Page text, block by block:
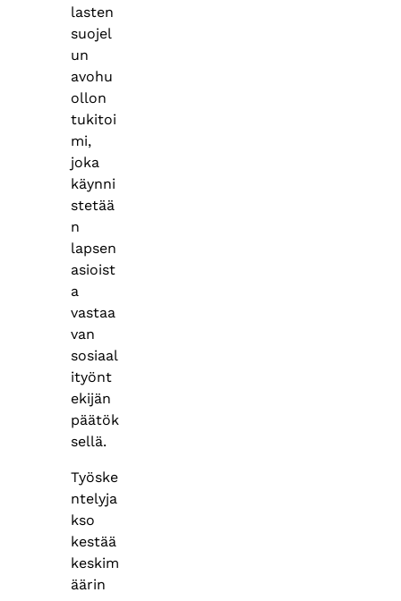
lasten
suojel
un
avohu
ollon
tukitoi
mi,
joka
käynni
stetää
n
lapsen
asioist
a
vastaa
van
sosiaal
ityönt
ekijän
päätök
sellä.
Työske
ntelyja
kso
kestää
keskim
äärin